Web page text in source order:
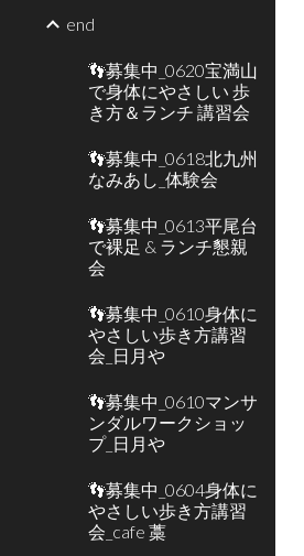
end
👣募集中_0620宝満山
で身体にやさしい 歩
き方＆ランチ 講習会
👣募集中_0618北九州
なみあし_体験会
👣募集中_0613平尾台
で裸足 & ランチ懇親
会
👣募集中_0610身体に
やさしい歩き方講習
会_日月や
👣募集中_0610マンサ
ンダルワークショッ
プ_日月や
👣募集中_0604身体に
やさしい歩き方講習
会_cafe 藁